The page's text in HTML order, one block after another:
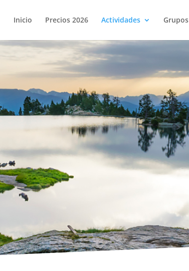
Inicio Precios 2026 Actividades Grupos